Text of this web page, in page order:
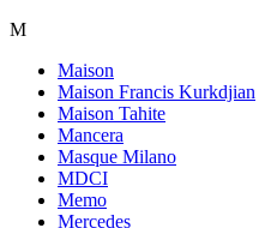
M
Maison
Maison Francis Kurkdjian
Maison Tahite
Mancera
Masque Milano
MDCI
Memo
Mercedes